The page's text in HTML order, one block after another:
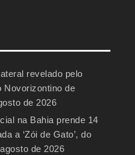
revelado pelo
Novorizontino de
de 2026
na Bahia prende 14
a ‘Zói de Gato’, do
de 2026